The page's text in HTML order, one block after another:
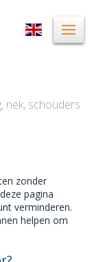
nek, schouders
zonder
pagina
verminderen.
helpen om